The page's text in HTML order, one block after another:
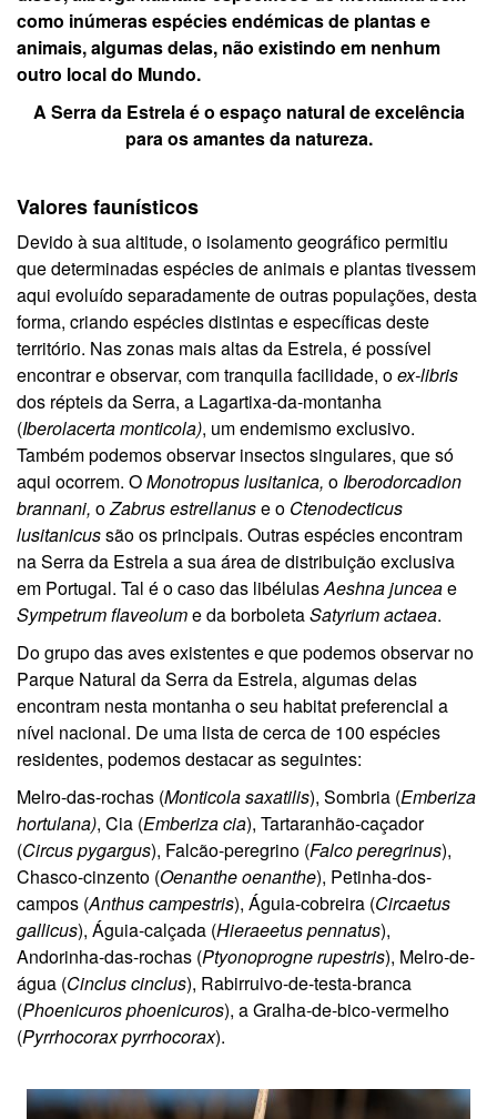
como inúmeras espécies endémicas de plantas e
animais, algumas delas, não existindo em nenhum
outro local do Mundo.
A Serra da Estrela é o espaço natural de excelência
para os amantes da natureza.
Valores faunísticos
Devido à sua altitude, o isolamento geográfico permitiu
que determinadas espécies de animais e plantas tivessem
aqui evoluído separadamente de outras populações, desta
forma, criando espécies distintas e específicas deste
território. Nas zonas mais altas da Estrela, é possível
encontrar e observar, com tranquila facilidade, oex-libris
dos répteis da Serra, a Lagartixa-da-montanha
(Iberolacerta monticola), um endemismo exclusivo.
Também podemos observar insectos singulares, que só
aqui ocorrem. OMonotropus lusitanica, o Iberodorcadion
brannani, oZabrus estrellanuse o Ctenodecticus
lusitanicussão os principais. Outras espécies encontram
na Serra da Estrela a sua área de distribuição exclusiva
em Portugal. Tal é o caso das libélulasAeshna junceae
Sympetrum flaveolume da borboletaSatyrium actaea.
Do grupo das aves existentes e que podemos observar no
Parque Natural da Serra da Estrela, algumas delas
encontram nesta montanha o seu habitat preferencial a
nível nacional. De uma lista de cerca de 100 espécies
residentes, podemos destacar as seguintes:
Melro-das-rochas (Monticola saxatilis), Sombria (Emberiza
hortulana), Cia (Emberiza cia), Tartaranhão-caçador
(Circus pygargus), Falcão-peregrino (Falco peregrinus),
Chasco-cinzento (Oenanthe oenanthe), Petinha-dos-
campos (Anthus campestris), Águia-cobreira (Circaetus
gallicus), Águia-calçada (Hieraeetus pennatus),
Andorinha-das-rochas (Ptyonoprogne rupestris), Melro-de-
água (Cinclus cinclus), Rabirruivo-de-testa-branca
(Phoenicuros phoenicuros), a Gralha-de-bico-vermelho
(Pyrrhocorax pyrrhocorax).